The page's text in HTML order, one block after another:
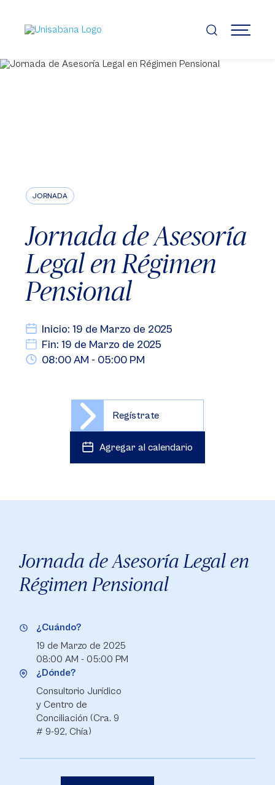
contenido
principal
MENÚ
JORNADA
Jornada de Asesoría
Legal en Régimen
Pensional
Inicio: 19 de Marzo de 2025
Fin: 19 de Marzo de 2025
08:00 AM - 05:00 PM
Regístrate
Agregar al calendario
Jornada de Asesoría Legal en
Régimen Pensional
¿Cuándo?
19 de Marzo de 2025
08:00 AM - 05:00 PM
¿Dónde?
Consultorio Jurídico
y Centro de
Conciliación (Cra. 9
# 9-92, Chía)